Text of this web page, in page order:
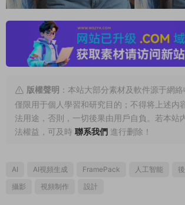
版權聲明 ：本站大部分素材及軟件源于網
僅限用于個人學習和研究目的；不得将上述内
法用途，否則，一切後果由用戶自負。若本站
法權益，可及時 聯系我們 進行删除！
AI AI視頻生成 FramePack 人工智能
攝影
視頻制作 設計